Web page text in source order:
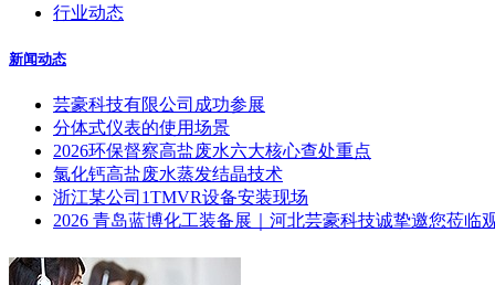
行业动态
新闻动态
芸豪科技有限公司成功参展
分体式仪表的使用场景
2026环保督察高盐废水六大核心查处重点
氯化钙高盐废水蒸发结晶技术
浙江某公司1TMVR设备安装现场
2026 青岛蓝博化工装备展｜河北芸豪科技诚挚邀您莅临